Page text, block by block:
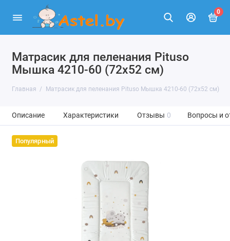
0
Матрасик для пеленания Pituso
Мышка 4210-60 (72х52 см)
Главная Матрасик для пеленания Pituso Мышка 4210-60 (72х52 см)
Описание Характеристики Отзывы 0 Вопросы и
Популярный